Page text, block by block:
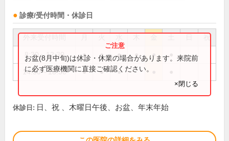
診療/受付時間・休診日
祝
8:30～12:30 ● ● ● ● ●
14:30～18:30 ● ● ●
お盆(8月中旬)は休診・休業の場合があります。来院前
に必ず医療機関に直接ご確認ください。
×閉じる
休診日: 日、祝 、木曜日午後、お盆、年末年始